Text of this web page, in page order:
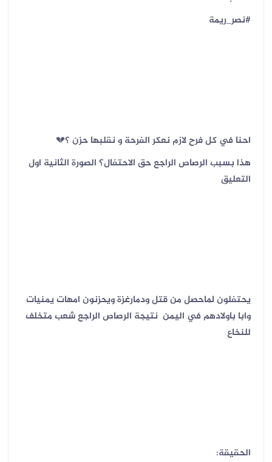
#نصر_ريمة
احنا في كل فرح لازم نعكر الفرحة و نقلبها حزن ؟💔
هذا بسبب الرصاص الراجع حق الاحتفال؟ الصورة الثانية اول
التعليق
يحتفلون لماحصل من قتل ودمارغزة ويحزنون امهات يمنيات
وابا باولادهم في اليمن نتيجة الرصاص الراجع شعب متخلف
للنخاع
الحقيقة: